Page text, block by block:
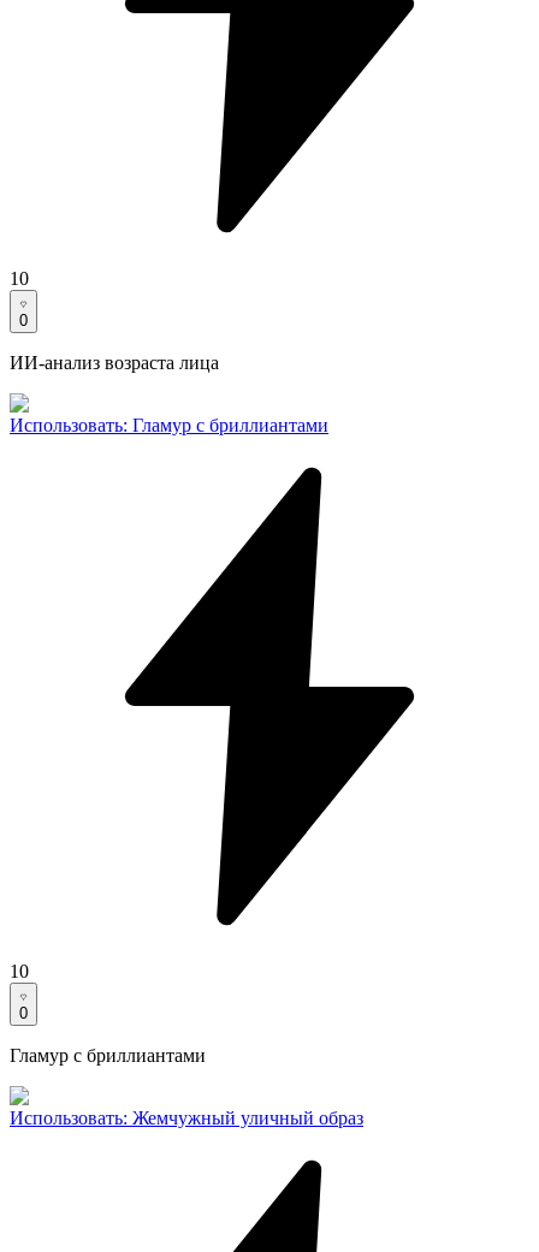
10
0
ИИ-анализ возраста лица
Использовать: Гламур с бриллиантами
10
0
Гламур с бриллиантами
Использовать: Жемчужный уличный образ